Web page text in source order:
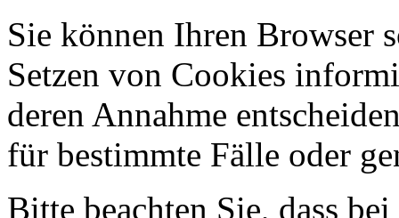
Sie können Ihren Browser
Setzen von Cookies
deren Annahme
für bestimmte Fälle oder
Bitte beachten Sie, dass